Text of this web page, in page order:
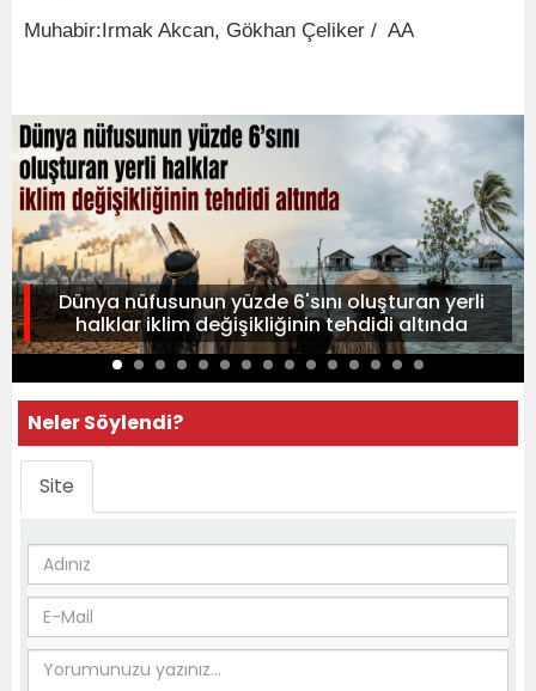
Muhabir:Irmak Akcan, Gökhan Çeliker / AA
Dünya nüfusunun yüzde 6'sını oluşturan yerli
halklar iklim değişikliğinin tehdidi altında
Neler Söylendi?
Site